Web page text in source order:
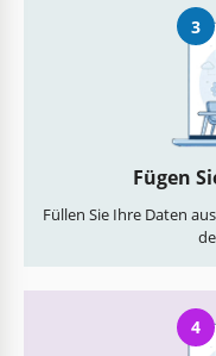
3
Fügen
Füllen Sie Ihre Daten
4